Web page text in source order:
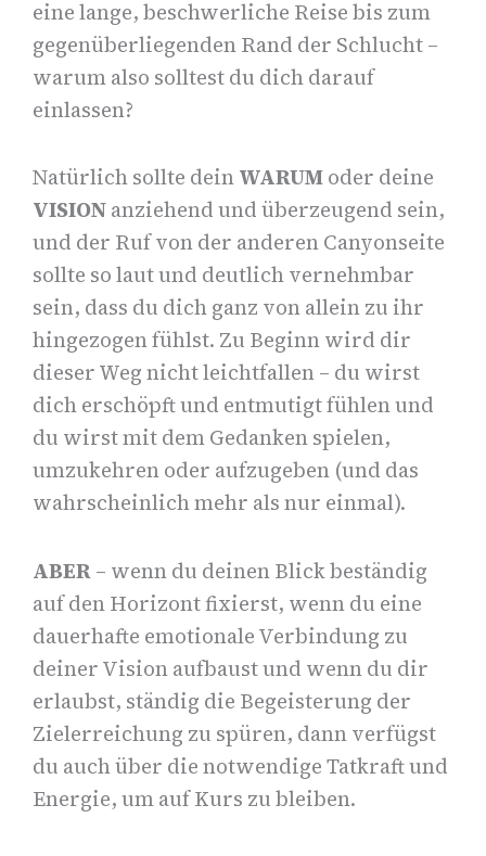
eine lange, beschwerliche Reise bis zum
gegenüberliegenden Rand der Schlucht –
warum also solltest du dich darauf
einlassen?
Natürlich sollte dein WARUM oder deine
VISION anziehend und überzeugend sein,
und der Ruf von der anderen Canyonseite
sollte so laut und deutlich vernehmbar
sein, dass du dich ganz von allein zu ihr
hingezogen fühlst. Zu Beginn wird dir
dieser Weg nicht leichtfallen – du wirst
dich erschöpft und entmutigt fühlen und
du wirst mit dem Gedanken spielen,
umzukehren oder aufzugeben (und das
wahrscheinlich mehr als nur einmal).
ABER – wenn du deinen Blick beständig
auf den Horizont fixierst, wenn du eine
dauerhafte emotionale Verbindung zu
deiner Vision aufbaust und wenn du dir
erlaubst, ständig die Begeisterung der
Zielerreichung zu spüren, dann verfügst
du auch über die notwendige Tatkraft und
Energie, um auf Kurs zu bleiben.